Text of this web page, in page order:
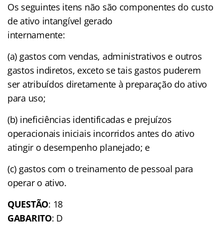
Os seguintes itens não são componentes do custo
de ativo intangível gerado
internamente:
(a) gastos com vendas, administrativos e outros
gastos indiretos, exceto se tais gastos puderem
ser atribuídos diretamente à preparação do ativo
para uso;
(b) ineficiências identificadas e prejuízos
operacionais iniciais incorridos antes do ativo
atingir o desempenho planejado; e
(c) gastos com o treinamento de pessoal para
operar o ativo.
QUESTÃO: 18
GABARITO: D